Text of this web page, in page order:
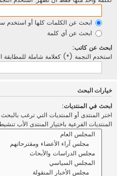
ابحث عن الكلمات كلها أو استخدم
ابحث عن أي كلمة
ابحث عن كاتب:
استخدم النجمة (*) كعلامة شاملة للمطابقة
خيارات البحث
ابحث في المنتديات:
اختر المنتدى أو المنتديات التي ترغب
المنتديات الفرعية باختيار المنتدى الأب